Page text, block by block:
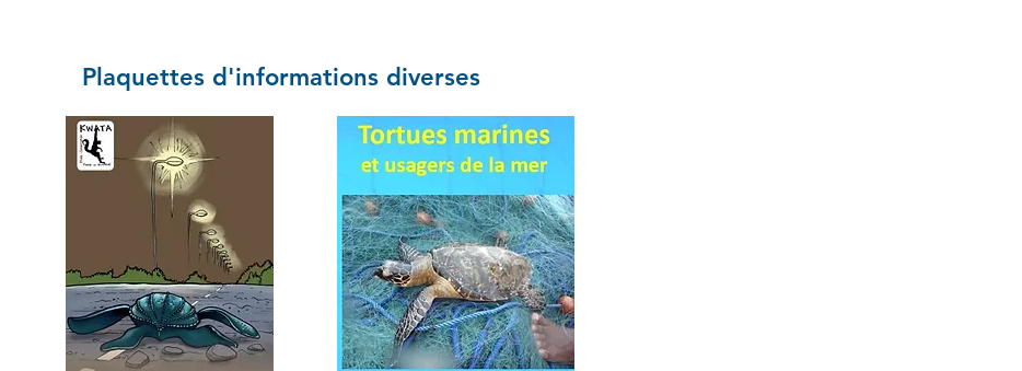
Plaquettes d'informations diverses